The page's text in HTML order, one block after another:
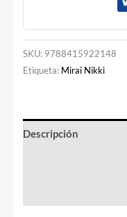
SKU: 9788415922148
Etiqueta: Mirai Nikki
Descripción